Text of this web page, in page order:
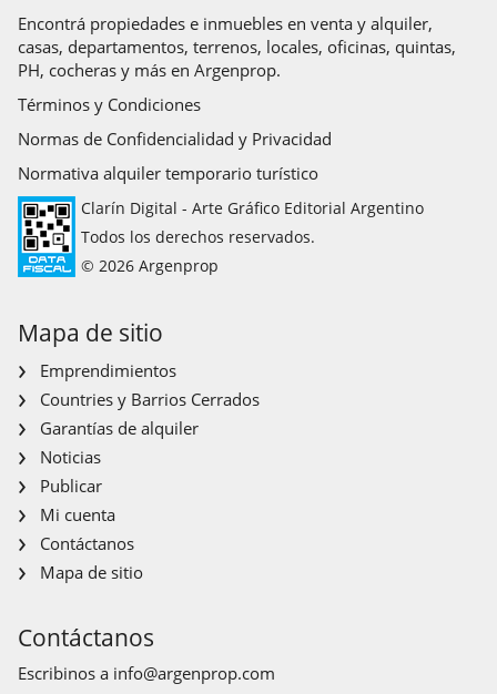
Encontrá propiedades e inmuebles en venta y alquiler,
casas, departamentos, terrenos, locales, oficinas, quintas,
PH, cocheras y más en Argenprop.
Términos y Condiciones
Normas de Confidencialidad y Privacidad
Normativa alquiler temporario turístico
Clarín Digital - Arte Gráfico Editorial Argentino
Todos los derechos reservados.
© 2026 Argenprop
Mapa de sitio
Emprendimientos
Countries y Barrios Cerrados
Garantías de alquiler
Noticias
Publicar
Mi cuenta
Contáctanos
Mapa de sitio
Contáctanos
Escribinos a info@argenprop.com